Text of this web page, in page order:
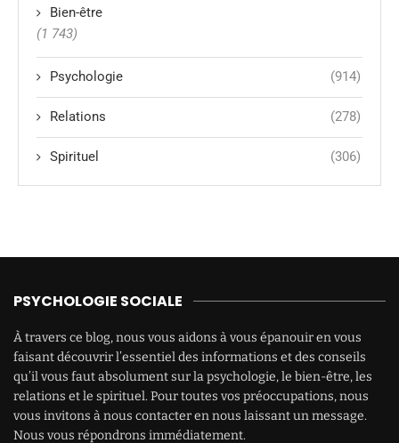
Bien-être
(1 743)
Psychologie (914)
Relations (278)
Spirituel (306)
PSYCHOLOGIE SOCIALE
À travers ce blog, nous vous aidons à vous épanouir en vous
faisant découvrir l’essentiel des informations et des conseils
qu’il vous faut absolument sur la psychologie, le bien-être, les
relations et le spirituel. Pour toutes vos préoccupations, nous
vous invitons à nous contacter en nous laissant un message.
Nous vous répondrons immédiatement.